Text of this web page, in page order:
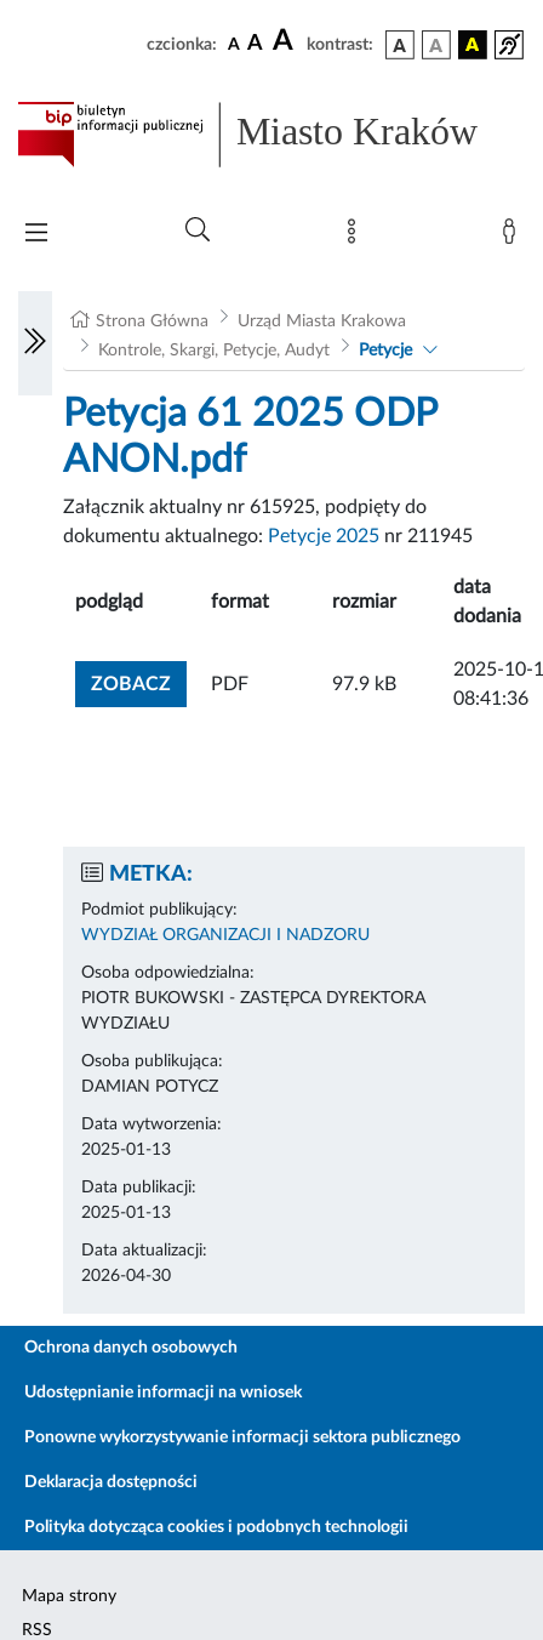
czcionka: A A A kontrast:
Miasto Kraków
Strona Główna
Urząd Miasta Krakowa
Kontrole, Skargi, Petycje, Audyt
Petycje
Petycja 61 2025 ODP
ANON.pdf
Załącznik aktualny nr 615925, podpięty do
dokumentu aktualnego: Petycje 2025 nr 211945
podgląd format rozmiar
data
dodania
ZOBACZZOBACZ ZAŁĄCZNIK
PDF 97.9 kB
2025-10-
08:41:36
METKA:
Podmiot publikujący:
WYDZIAŁ ORGANIZACJI I NADZORU
Osoba odpowiedzialna:
PIOTR BUKOWSKI - ZASTĘPCA DYREKTORA
WYDZIAŁU
Osoba publikująca:
DAMIAN POTYCZ
Data wytworzenia:
2025-01-13
Data publikacji:
2025-01-13
Data aktualizacji:
2026-04-30
Ochrona danych osobowych
Udostępnianie informacji na wniosek
Ponowne wykorzystywanie informacji sektora publicznego
Deklaracja dostępności
Polityka dotycząca cookies i podobnych technologii
Mapa strony
RSS